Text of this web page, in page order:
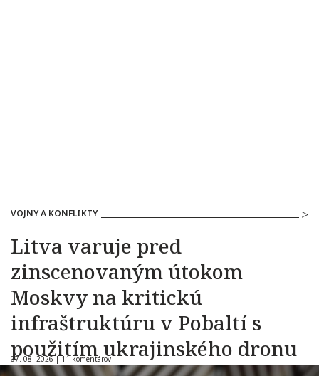
VOJNY A KONFLIKTY
Litva varuje pred
zinscenovaným útokom
Moskvy na kritickú
infraštruktúru v Pobaltí s
použitím ukrajinského dronu
07. 08. 2026 |11 komentárov